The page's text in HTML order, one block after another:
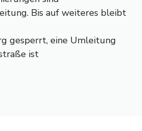
Bis auf weiteres bleibt
gesperrt, eine Umleitung
ist